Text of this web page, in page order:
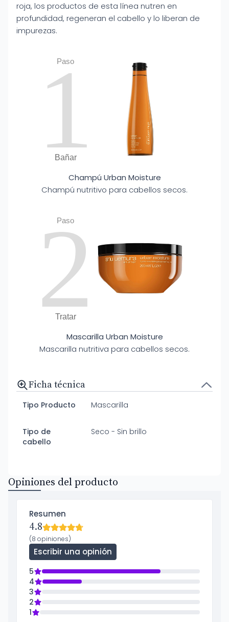
roja, los productos de esta línea nutren en
profundidad, regeneran el cabello y lo liberan de
impurezas.
Paso
1
Bañar
Champú Urban Moisture
Champú nutritivo para cabellos secos.
Paso
2
Tratar
Mascarilla Urban Moisture
Mascarilla nutritiva para cabellos secos.
Ficha técnica
Tipo Producto Mascarilla
Tipo de
cabello
Seco - Sin brillo
Opiniones del producto
Resumen
4.8
(8 opiniones)
Escribir una opinión
5
4
3
2
1